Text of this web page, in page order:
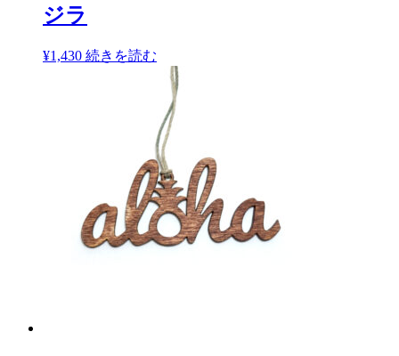
ジラ
¥1,430 続きを読む